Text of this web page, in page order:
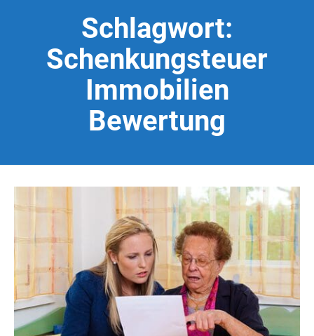
Schlagwort:
Schenkungsteuer
Immobilien
Bewertung